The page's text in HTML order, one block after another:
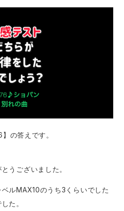
の答えです。
うございました。
ルMAX10のうち3くらいでした
た。